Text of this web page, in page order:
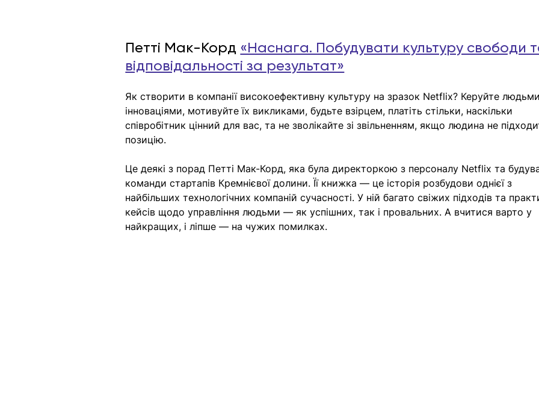
Петті Мак-Корд «Наснага. Побудувати культуру свободи
відповідальності за результат»
Як створити в компанії високоефективну культуру на зразок Netflix? Керуйте
інноваціями, мотивуйте їх викликами, будьте взірцем, платіть стільки, наскільки
співробітник цінний для вас, та не зволікайте зі звільненням, якщо людина не
позицію.
Це деякі з порад Петті Мак-Корд, яка була директоркою з персоналу Netflix та
команди стартапів Кремнієвої долини. Її книжка — це історія розбудови однієї з
найбільших технологічних компаній сучасності. У ній багато свіжих підходів та
кейсів щодо управління людьми — як успішних, так і провальних. А вчитися варто у
найкращих, і ліпше — на чужих помилках.